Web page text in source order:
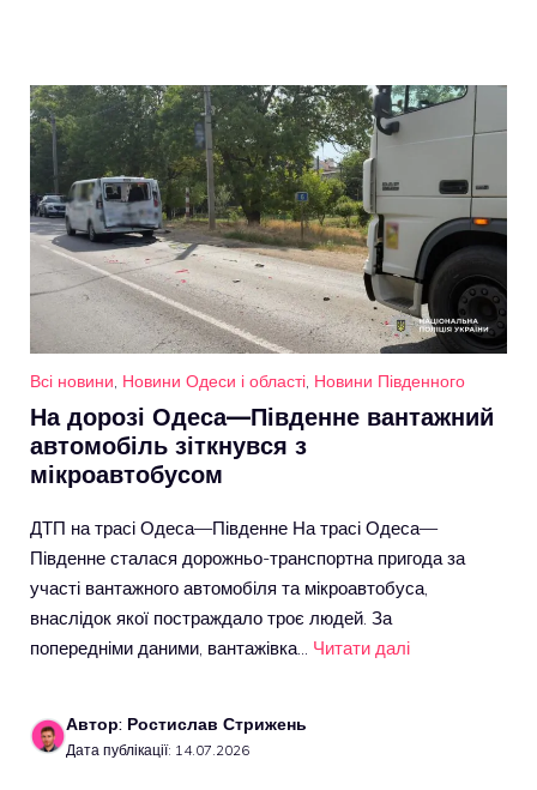
Всі новини, Новини Одеси і області, Новини Південного
На дорозі Одеса—Південне вантажний
автомобіль зіткнувся з
мікроавтобусом
ДТП на трасі Одеса—Південне На трасі Одеса—
Південне сталася дорожньо-транспортна пригода за
участі вантажного автомобіля та мікроавтобуса,
внаслідок якої постраждало троє людей. За
попередніми даними, вантажівка… Читати далі
Автор: Ростислав Стрижень
Дата публікації: 14.07.2026